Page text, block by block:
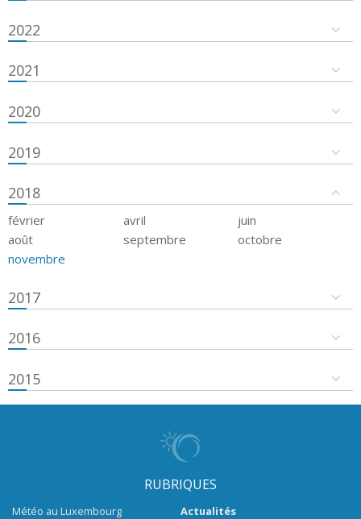
2022
2021
2020
2019
2018
février avril
juin
août
septembre
octobre
novembre
2017
2016
2015
RUBRIQUES
Météo au Luxembourg
Actualités